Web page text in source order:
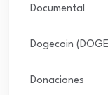
Documental
Dogecoin
Donaciones